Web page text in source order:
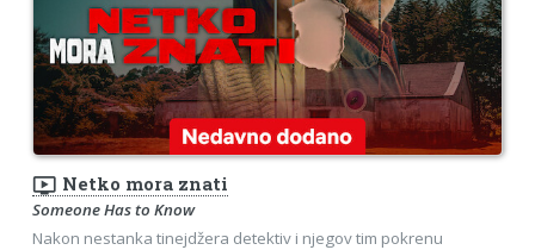
ondemand_video Netko mora znati
Someone Has to Know
Nakon nestanka tinejdžera detektiv i njegov tim pokrenu